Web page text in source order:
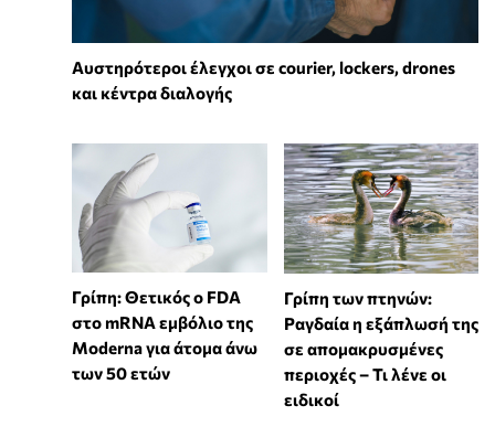
Αυστηρότεροι έλεγχοι σε courier, lockers, drones
και κέντρα διαλογής
Γρίπη: Θετικός ο FDA
στο mRNA εμβόλιο της
Moderna για άτομα άνω
των 50 ετών
Γρίπη των πτηνών:
Ραγδαία η εξάπλωσή της
σε απομακρυσμένες
περιοχές – Τι λένε οι
ειδικοί